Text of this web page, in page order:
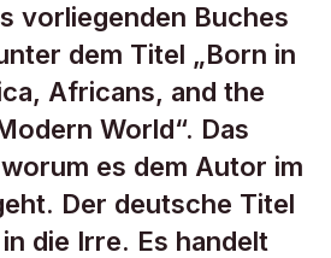
vorliegenden Buches
dem Titel „Born in
Africans, and the
World“. Das
es dem Autor im
Der deutsche Titel
die Irre. Es handelt